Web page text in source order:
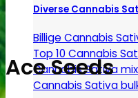
Diverse Cannabis
Billige Cannabis
Top 10 Cannabis
Cannabis Sativa
Cannabis Sativa
Ace Seeds